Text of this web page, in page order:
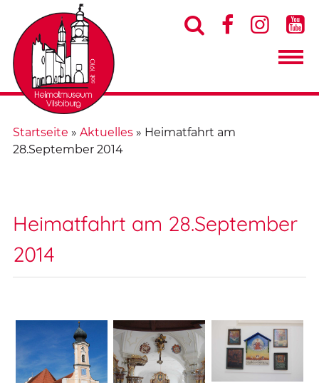
   
Startseite » Aktuelles» Heimatfahrt am
28.September 2014
Heimatfahrt am 28.September
2014